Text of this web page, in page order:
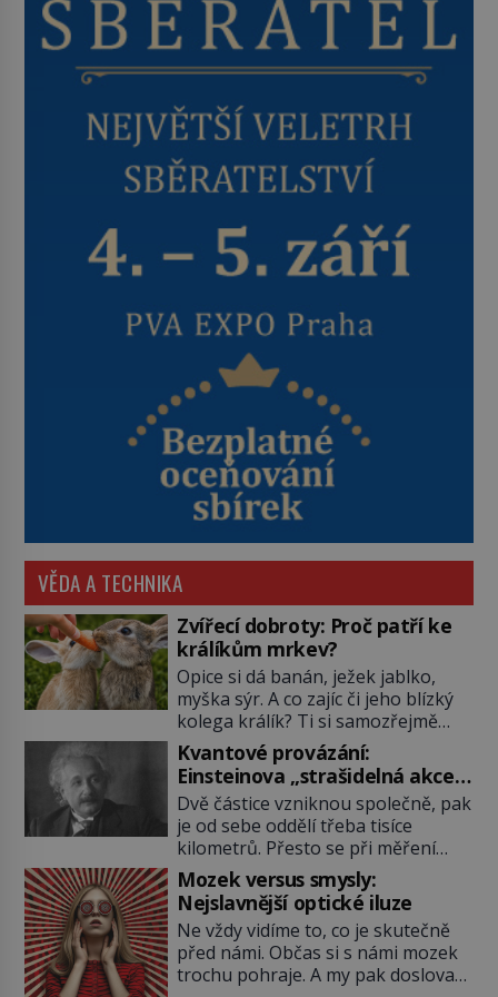
VĚDA A TECHNIKA
Zvířecí dobroty: Proč patří ke
králíkům mrkev?
Opice si dá banán, ježek jablko,
myška sýr. A co zajíc či jeho blízký
kolega králík? Ti si samozřejmě
pochutnají na mrkvi! Proč jsou
podobné představy o potravě
zvířat často spíš mýty? Pokud máte
doma králíka, mrkev mu dát
můžete. A nejspíš mu i bude
chutnat, ovšem měl by ji mít jen
jako občasný pamlsek. […]
Kvantové provázání:
Einsteinova „strašidelná akce
na dálku“ dál mate i fascinuje
vědce
Dvě částice vzniknou společně, pak
je od sebe oddělí třeba tisíce
kilometrů. Přesto se při měření
chovají, jako by mezi nimi
existovalo neviditelné pouto. Albert
Einstein tomu s jistou dávkou
ironie říká „strašidelná akce na
dálku“ a dlouhá desetiletí věří, že
musí existovat jednodušší
Mozek versus smysly:
Nejslavnější optické iluze
Ne vždy vidíme to, co je skutečně
před námi. Občas si s námi mozek
trochu pohraje. A my pak doslova